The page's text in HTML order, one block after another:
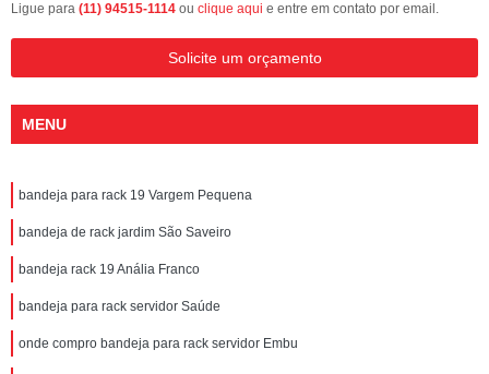
Ligue para (11) 94515-1114 ou clique aqui e entre em contato por email.
Solicite um orçamento
MENU
bandeja para rack 19 Vargem Pequena
bandeja de rack jardim São Saveiro
bandeja rack 19 Anália Franco
bandeja para rack servidor Saúde
onde compro bandeja para rack servidor Embu